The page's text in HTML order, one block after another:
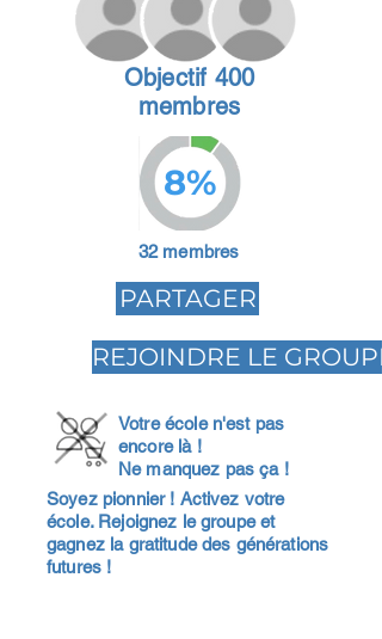
Objectif 400
membres
8%
32 membres
PARTAGER
REJOINDRE LE GROUPE
Votre école n'est pas
encore là !
Ne manquez pas ça !
Soyez pionnier ! Activez votre
école. Rejoignez le groupe et
gagnez la gratitude des générations
futures !